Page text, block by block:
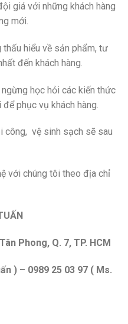
giá với những khách hàng
mới.
hiểu về sản phẩm, tư
đến khách hàng.
học hỏi các kiến thức
phục vụ khách hàng.
công, vệ sinh sạch sẽ sau
với chúng tôi theo địa chỉ
Phong, Q. 7, TP. HCM
) – 0989 25 03 97 ( Ms.